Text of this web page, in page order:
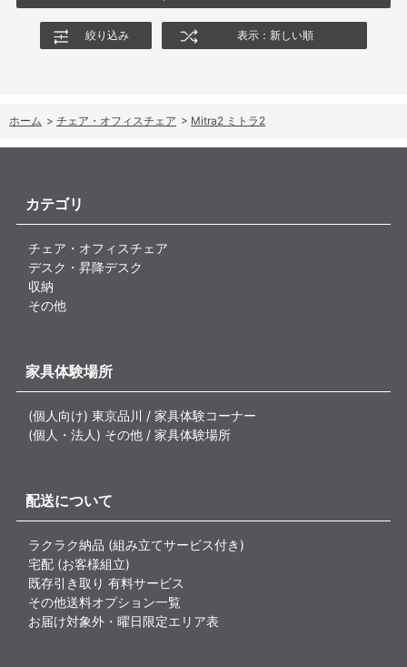
絞り込み 表示：新しい順
ホーム > チェア・オフィスチェア > Mitra2 ミトラ2
カテゴリ
チェア・オフィスチェア
デスク・昇降デスク
収納
その他
家具体験場所
(個人向け) 東京品川 / 家具体験コーナー
(個人・法人) その他 / 家具体験場所
配送について
ラクラク納品 (組み立てサービス付き)
宅配 (お客様組立)
既存引き取り 有料サービス
その他送料オプション一覧
お届け対象外・曜日限定エリア表